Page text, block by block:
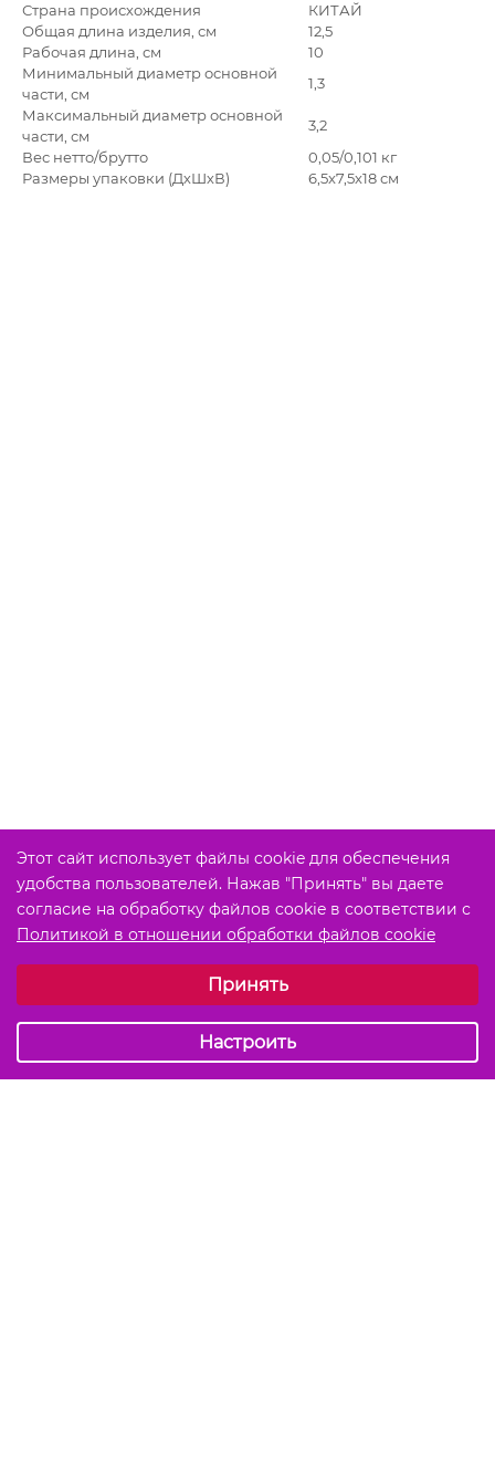
Страна происхождения
КИТАЙ
Общая длина изделия, см
12,5
Рабочая длина, см
10
Минимальный диаметр основной
части, см
1,3
Максимальный диаметр основной
части, см
3,2
Вес нетто/брутто
0,05/0,101 кг
Размеры упаковки (ДхШхВ)
6,5x7,5x18 см
Этот сайт использует файлы cookie для обеспечения
удобства пользователей. Нажав "Принять" вы даете
согласие на обработку файлов cookie в соответствии с
Политикой в отношении обработки файлов cookie
Обязательные (технические)Принять
Настроить